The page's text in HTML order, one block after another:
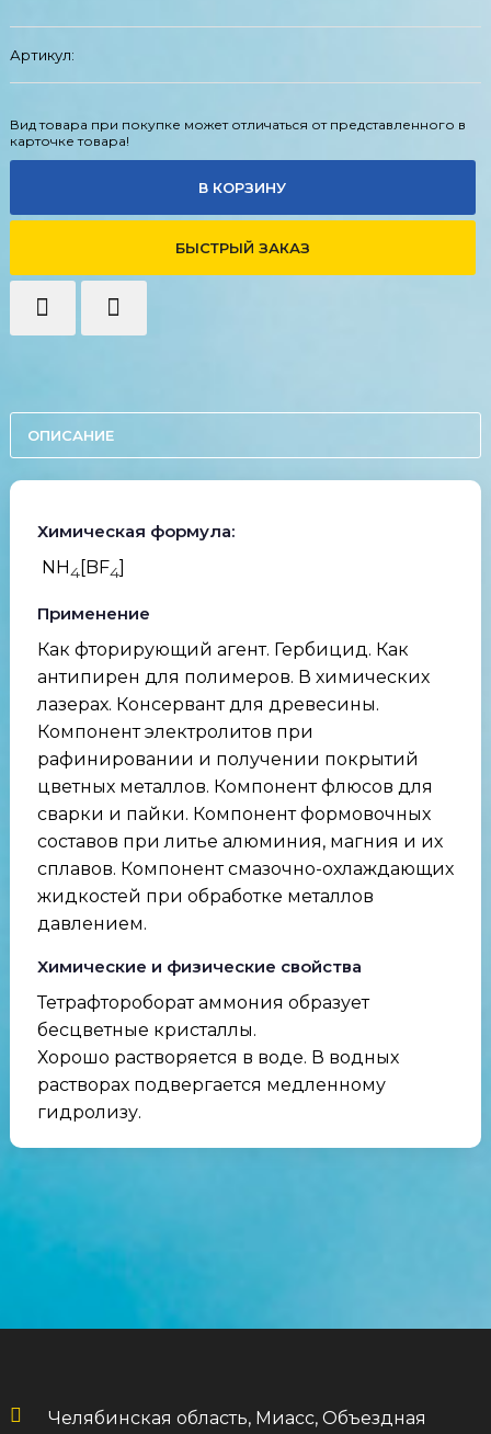
Артикул:
Вид товара при покупке может отличаться от представленного в
карточке товара!
В КОРЗИНУ
БЫСТРЫЙ ЗАКАЗ
ОПИСАНИЕ
Химическая формула:
NH4[BF4]
Применение
Как фторирующий агент. Гербицид. Как
антипирен для полимеров. В химических
лазерах. Консервант для древесины.
Компонент электролитов при
рафинировании и получении покрытий
цветных металлов. Компонент флюсов для
сварки и пайки. Компонент формовочных
составов при литье алюминия, магния и их
сплавов. Компонент смазочно-охлаждающих
жидкостей при обработке металлов
давлением.
Химические и физические свойства
Тетрафтороборат аммония образует
бесцветные кристаллы.
Хорошо растворяется в воде. В водных
растворах подвергается медленному
гидролизу.
Челябинская область, Миасс, Объездная